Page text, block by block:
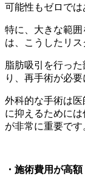
可能性もゼロでは
特に、大きな範
は、こうしたリス
脂肪吸引を行っ
り、再手術が必要
外科的な手術は
に抑えるために
が非常に重要です
・施術費用が高額